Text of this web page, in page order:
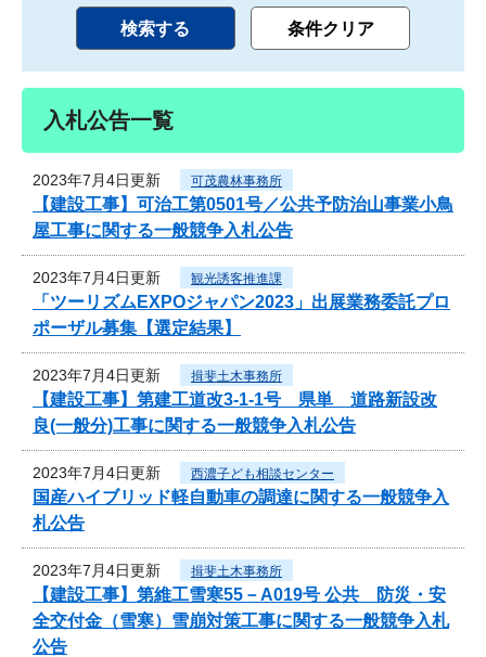
入札公告一覧
2023年7月4日更新 可茂農林事務所
【建設工事】可治工第0501号／公共予防治山事業小鳥
屋工事に関する一般競争入札公告
2023年7月4日更新 観光誘客推進課
「ツーリズムEXPOジャパン2023」出展業務委託プロ
ポーザル募集【選定結果】
2023年7月4日更新 揖斐土木事務所
【建設工事】第建工道改3-1-1号 県単 道路新設改
良(一般分)工事に関する一般競争入札公告
2023年7月4日更新 西濃子ども相談センター
国産ハイブリッド軽自動車の調達に関する一般競争入
札公告
2023年7月4日更新 揖斐土木事務所
【建設工事】第維工雪寒55－A019号 公共 防災・安
全交付金（雪寒）雪崩対策工事に関する一般競争入札
公告